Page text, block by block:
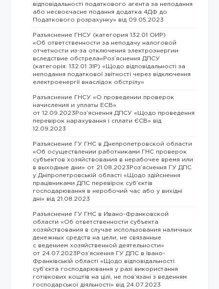
відповідальності податкового агента за неподання
або несвоєчасне подання додатка 4ДФ до
Податкового розрахунку» від 09.05.2023
Разъяснение ГНСУ (категория 132.01 ОИР)
«Об ответственности за неподачу налоговой
отчетности из-за отключения электроэнергии
вследствие обстрела»Роз’яснення ДПСУ
(категорія: 132.01 ЗІР) «Щодо відповідальності за
неподання податкової звітності через відключення
електроенергії внаслідок обстрілу»
Разъяснение ГНСУ «О проведении проверок
начисления и уплаты ЕСВ»
от 12.09.2023Роз’яснення ДПСУ «Щодо проведення
перевірок нарахування і сплати ЄСВ» від
12.09.2023
Разъяснение ГУ ГНС в Днепропетровской области
«Об осуществлении работниками ГНС проверок
субъектов хозяйствования в нерабочее время или
в выходные дни» от 21.08.2023Роз’яснення ГУ ДПС
у Дніпропетровській області «Щодо здійснення
працівниками ДПС перевірок суб’єктів
господарювання в неробочий час або у вихідні
дні» від 21.08.2023
Разъяснение ГУ ГНС в Ивано-Франковской
области «Об ответственности субъекта
хозяйствования в случае использования наличных
денежных средств на цели, не связанные
с ведением хозяйственной деятельности»
от 24.07.2023Роз’яснення ГУ ДПС в Івано-
Франківській області «Щодо відповідальності
суб’єкта господарювання у разі використання
готівкових коштів на цілі, не пов’язані з веденням
господарської діяльності» від 24.07.2023